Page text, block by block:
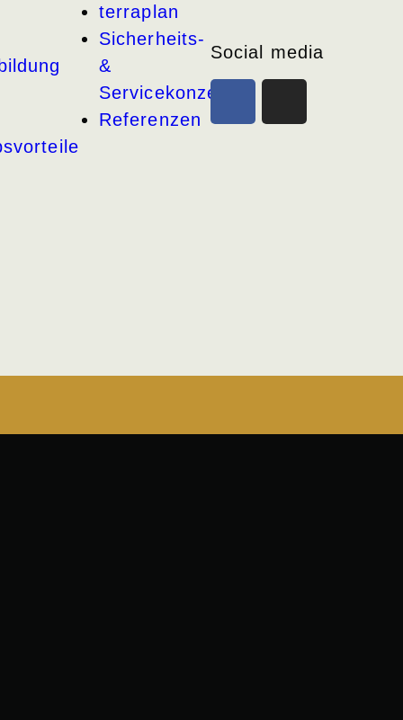
terraplan
Sicherheits-
&
Servicekonzept
Referenzen
Social media